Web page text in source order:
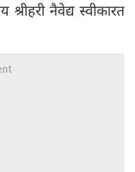
नैवेद्य स्वीकारत